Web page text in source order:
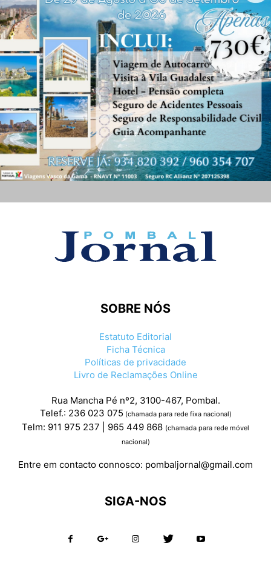
SOBRE NÓS
Estatuto Editorial
Ficha Técnica
Políticas de privacidade
Livro de Reclamações Online
Rua Mancha Pé nº2, 3100-467, Pombal.
Telef.: 236 023 075 (chamada para rede fixa nacional)
Telm: 911 975 237 | 965 449 868 (chamada para rede móvel
nacional)
Entre em contacto connosco: pombaljornal@gmail.com
SIGA-NOS